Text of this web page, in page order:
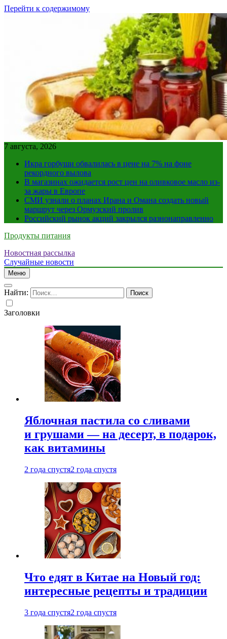
Перейти к содержимому
7 августа, 2026
Икра горбуши обвалилась в цене на 7% на фоне
рекордного вылова
В магазинах ожидается рост цен на оливковое масло из-
за жары в Европе
СМИ узнали о планах Ирана и Омана создать новый
маршрут через Ормузский пролив
Российский рынок акций закрылся разнонаправленно
Продукты питания
Новостная рассылка
Случайные новости
Меню
Найти:
Заголовки
Яблочная пастила со сливами
и грушами — на десерт, в подарок,
как витамины
2 года спустя2 года спустя
Что едят в Китае на Новый год:
интересные рецепты и традиции
3 года спустя2 года спустя